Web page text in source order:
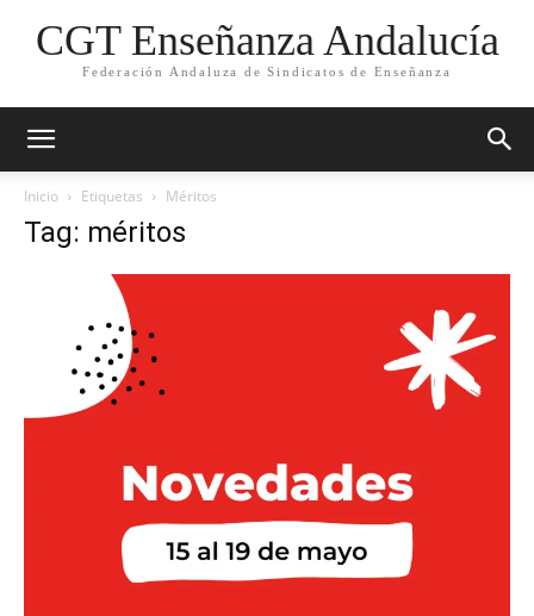
CGT Enseñanza Andalucía
Federación Andaluza de Sindicatos de Enseñanza
Inicio Etiquetas Méritos
Tag: méritos